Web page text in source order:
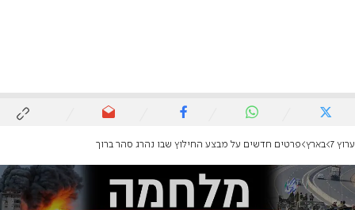
ערוץ 7 בארץ פרטים חדשים על מבצע החילוץ שבו נהרג סהר ברוך